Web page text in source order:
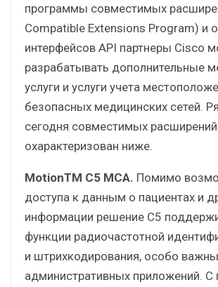
программы совместимых
Compatible Extensions Program) и
интерфейсов API партнеры Cisco
разрабатывать дополнительные
услуги и услуги учета
безопасных медицинских сетей.
сегодня совместимых расширений
охарактеризован ниже.
MotionTM C5 MCA. Помимо
доступа к данным о пациентах и
информации решение C5
функции радиочастотной
и штрихкодирования, особо
административных приложений.